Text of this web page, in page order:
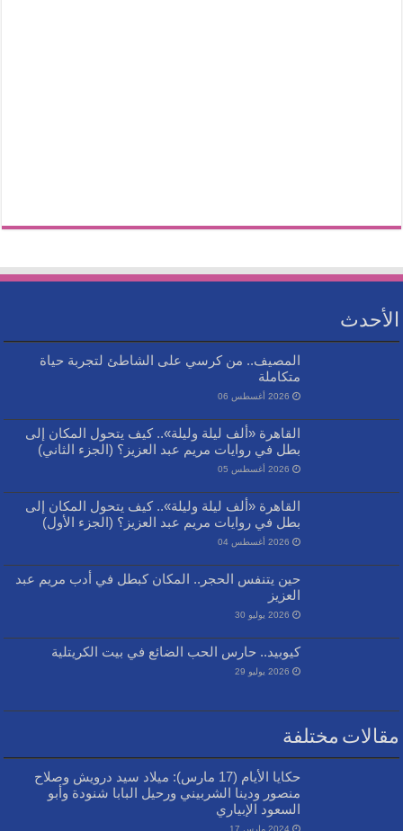
الأحدث
المصيف.. من كرسي على الشاطئ لتجربة حياة
متكاملة
2026 أغسطس 06
القاهرة «ألف ليلة وليلة».. كيف يتحول المكان إلى
بطل في روايات مريم عبد العزيز؟ (الجزء الثاني)
2026 أغسطس 05
القاهرة «ألف ليلة وليلة».. كيف يتحول المكان إلى
بطل في روايات مريم عبد العزيز؟ (الجزء الأول)
2026 أغسطس 04
حين يتنفس الحجر.. المكان كبطل في أدب مريم عبد
العزيز
2026 يوليو 30
كيوبيد.. حارس الحب الضائع في بيت الكريتلية
2026 يوليو 29
مقالات مختلفة
حكايا الأيام (17 مارس): ميلاد سيد درويش وصلاح
منصور ودينا الشربيني ورحيل البابا شنودة وأبو
السعود الإبياري